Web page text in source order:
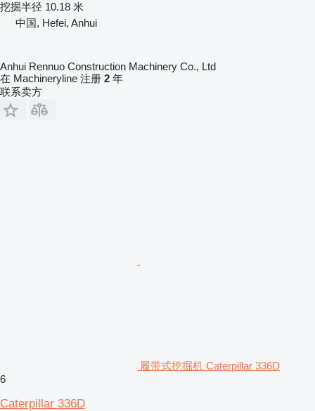
挖掘半径 10.18 米
中国, Hefei, Anhui
Anhui Rennuo Construction Machinery Co., Ltd
在 Machineryline 注册 2 年
联系卖方
履带式挖掘机 Caterpillar 336D
6
Caterpillar 336D